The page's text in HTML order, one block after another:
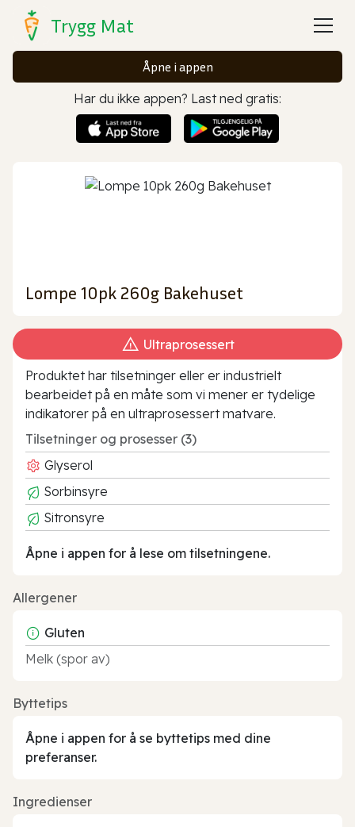
Trygg Mat
Åpne i appen
Har du ikke appen? Last ned gratis:
Lompe 10pk 260g Bakehuset
Ultraprosessert
Produktet har tilsetninger eller er industrielt
bearbeidet på en måte som vi mener er tydelige
indikatorer på en ultraprosessert matvare.
Tilsetninger og prosesser (3)
Glyserol
Sorbinsyre
Sitronsyre
Åpne i appen for å lese om tilsetningene.
Allergener
Gluten
Melk (spor av)
Byttetips
Åpne i appen for å se byttetips med dine
preferanser.
Ingredienser